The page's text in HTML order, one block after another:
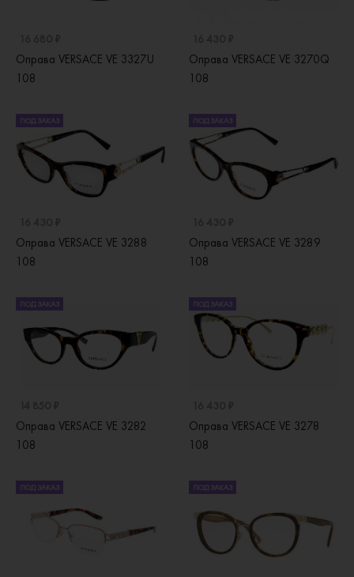
Оправа VERSACE VE 3327U
108
Оправа VERSACE VE 3270Q
108
ПОД ЗАКАЗ
Оправа VERSACE VE 3288
108
ПОД ЗАКАЗ
Оправа VERSACE VE 3289
108
ПОД ЗАКАЗ
Оправа VERSACE VE 3282
108
ПОД ЗАКАЗ
Оправа VERSACE VE 3278
108
ПОД ЗАКАЗ ПОД ЗАКАЗ